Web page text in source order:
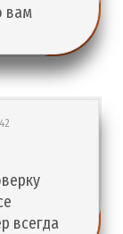
вам
всегда